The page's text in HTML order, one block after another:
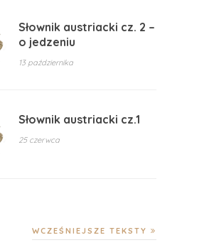
Słownik austriacki cz. 2 –
o jedzeniu
13 października
Słownik austriacki cz.1
25 czerwca
WCZEŚNIEJSZE TEKSTY